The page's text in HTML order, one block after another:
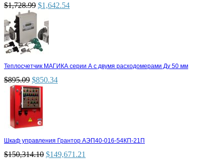
$1,728.99 $1,642.54
Теплосчетчик МАГИКА серии А с двумя расходомерами Ду 50 мм
$895.09 $850.34
Шкаф управления Грантор АЭП40-016-54КП-21П
$150,314.10 $149,671.21